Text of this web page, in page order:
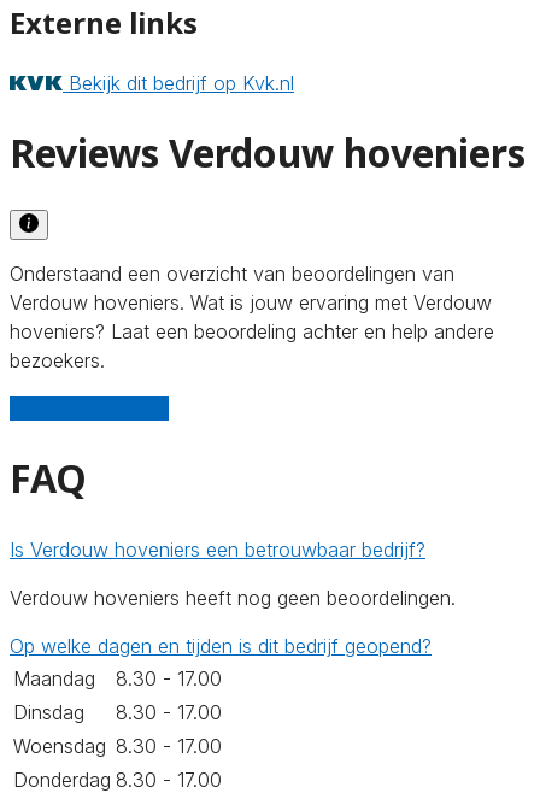
Externe links
Bekijk dit bedrijf op Kvk.nl
Reviews Verdouw hoveniers
Onderstaand een overzicht van beoordelingen van
Verdouw hoveniers. Wat is jouw ervaring met Verdouw
hoveniers? Laat een beoordeling achter en help andere
bezoekers.
FAQ
Is Verdouw hoveniers een betrouwbaar bedrijf?
Verdouw hoveniers heeft nog geen beoordelingen.
Op welke dagen en tijden is dit bedrijf geopend?
Maandag
8.30 - 17.00
Dinsdag
8.30 - 17.00
Woensdag 8.30 - 17.00
Donderdag 8.30 - 17.00